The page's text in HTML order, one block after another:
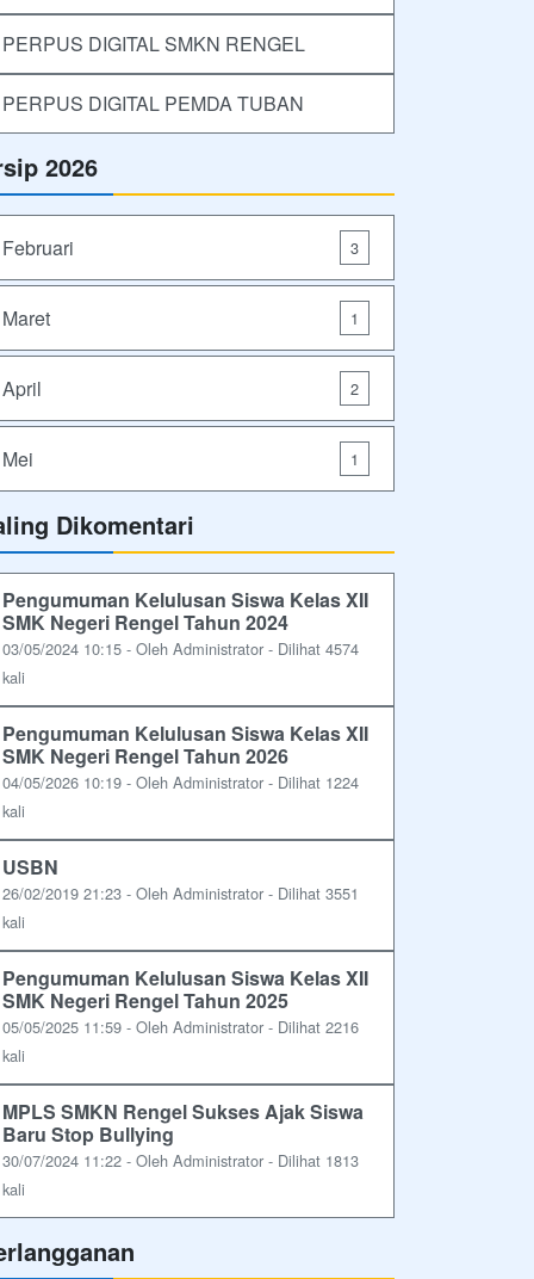
PERPUS DIGITAL SMKN RENGEL
PERPUS DIGITAL PEMDA TUBAN
2026
Februari 3
Maret 1
April 2
Mei 1
Dikomentari
Pengumuman Kelulusan Siswa Kelas XII
SMK Negeri Rengel Tahun 2024
03/05/2024 10:15 - Oleh Administrator - Dilihat 4574
kali
Pengumuman Kelulusan Siswa Kelas XII
SMK Negeri Rengel Tahun 2026
04/05/2026 10:19 - Oleh Administrator - Dilihat 1224
kali
USBN
26/02/2019 21:23 - Oleh Administrator - Dilihat 3551
kali
Pengumuman Kelulusan Siswa Kelas XII
SMK Negeri Rengel Tahun 2025
05/05/2025 11:59 - Oleh Administrator - Dilihat 2216
kali
MPLS SMKN Rengel Sukses Ajak Siswa
Baru Stop Bullying
30/07/2024 11:22 - Oleh Administrator - Dilihat 1813
kali